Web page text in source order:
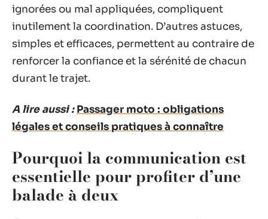
ignorées ou mal appliquées, compliquent
inutilement la coordination. D’autres astuces,
simples et efficaces, permettent au contraire de
renforcer la confiance et la sérénité de chacun
durant le trajet.
A lire aussi : Passager moto : obligations
légales et conseils pratiques à connaître
Pourquoi la communication est
essentielle pour profiter d’une
balade à deux